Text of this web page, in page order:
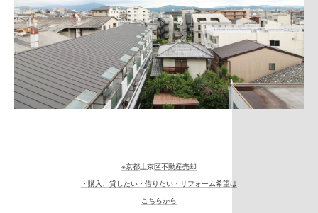
※京都上京区不動産売却
・購入、貸したい・借りたい・リフォーム希望は
こちらから